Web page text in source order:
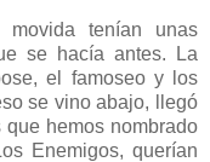
tenían unas
se hacía antes. La
el famoseo y los
se vino abajo, llegó
hemos nombrado
Enemigos, querían